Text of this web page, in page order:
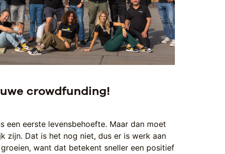
crowdfunding!
een eerste levensbehoefte. Maar dan moet
zijn. Dat is het nog niet, dus er is werk aan
want dat betekent sneller een positief